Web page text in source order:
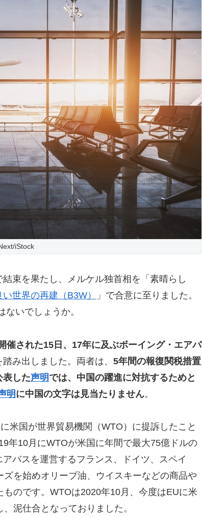
iStock
束を果たし、メルケル独首相を「素晴らし
い世界の再建（B3W）
」で合意に至りました。
いでしょうか。
催された15日、17年に及ぶボーイング・エアバ
み出しました。両者は、 5年間の報復関税措置
表した声明 では、中国の躍進に対抗するためと
明 に中国の文字は見当たりません。
米国が世界貿易機関（WTO）に提訴したこと
年10月にWTOが米国に年間で最大75億ドルの
バスを運営するフランス、ドイツ、スペイ
を始めオリーブ油、ウイスキーなどの商品や
のです。WTOは2020年10月、今度はEUに米
泥仕合となっておりました。